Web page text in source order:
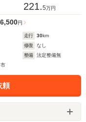
221.5万円
円
走行 30km
修復
なし
整備
法定整備無
頼